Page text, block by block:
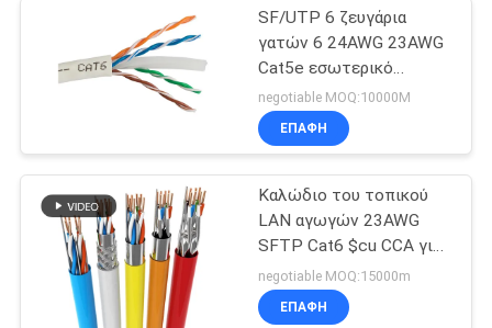
ΠΕΡΙΠΤΏΣΕΙΣ
SITEMAP
SF/UTP 6 ζευγάρια
γατών 6 24AWG 23AWG
Cat5e εσωτερικό
καλώδιο του τοπικού
LAN UTP
negotiable MOQ:10000M
ΕΠΑΦΉ
Καλώδιο του τοπικού
LAN αγωγών 23AWG
SFTP Cat6 $cu CCA για
τις τηλεπικοινωνίες
negotiable MOQ:15000m
ΕΠΑΦΉ